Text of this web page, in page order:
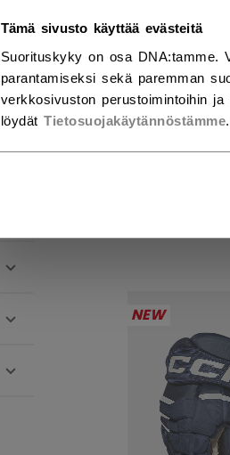
Tämä sivusto käyttää evästeitä
Suorituskyky on osa DNA:tamme.
parantamiseksi sekä paremman
verkkosivuston perustoimintoihin
löydät Tietosuojakäytännöstämme.
HANSKAT
NEW